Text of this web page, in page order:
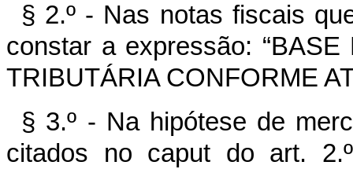
§ 2.º - Nas notas fiscais
constar a expressão:
TRIBUTÁRIA CONFORME
§ 3.º - Na hipótese de
citados no caput do art.